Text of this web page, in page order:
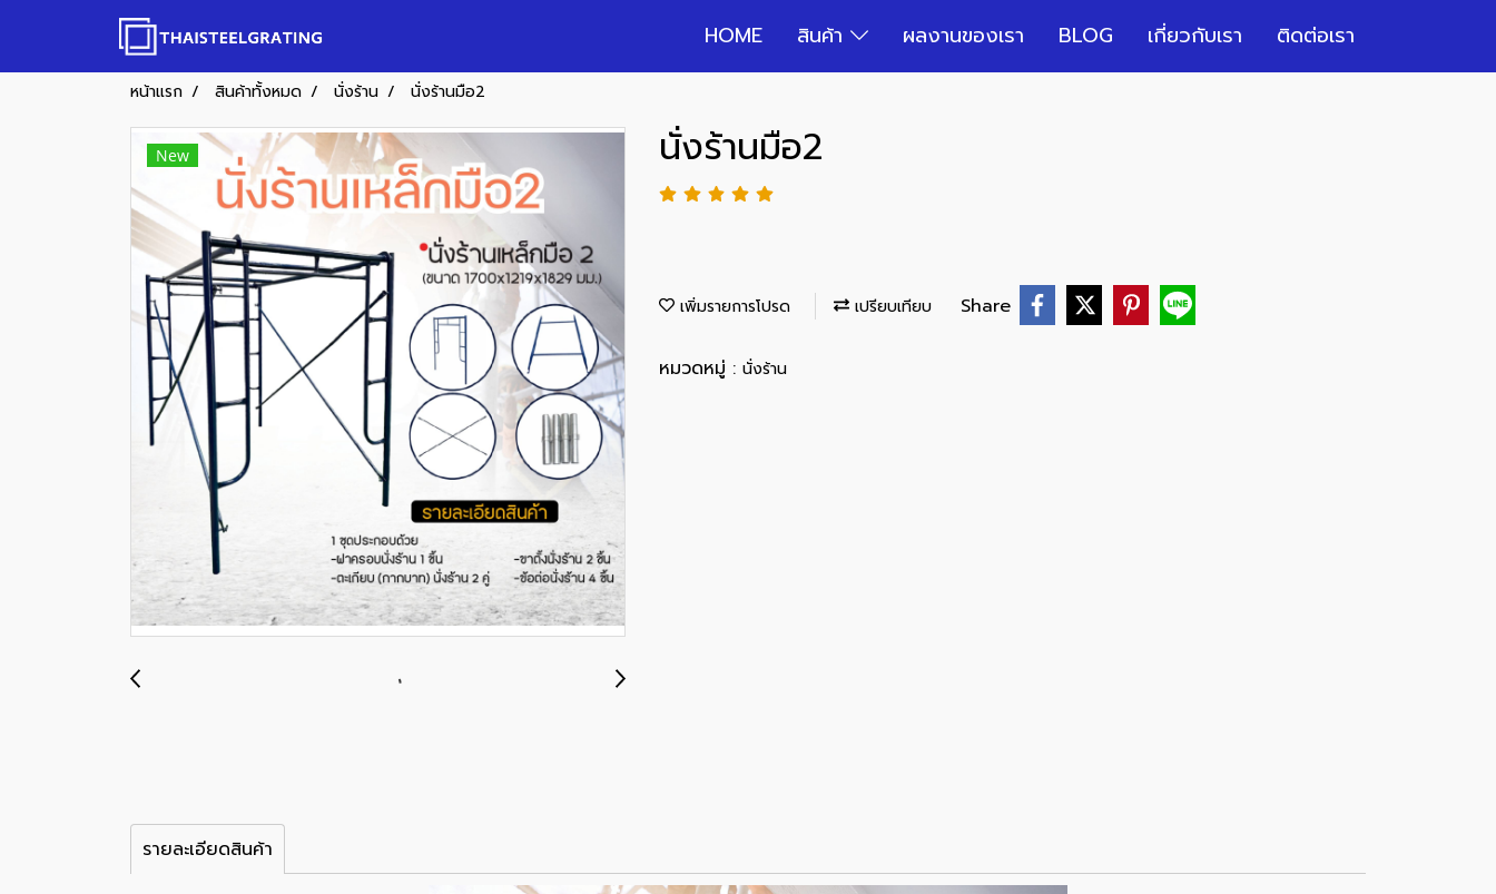
HOME สินค้า ผลงานของเรา BLOG เกี่ยวกับเรา ติดต่อเรา
หน้าแรก สินค้าทั้งหมด นั่งร้าน นั่งร้านมือ2
New นั่งร้านมือ2
เพิ่มรายการโปรด เปรียบเทียบ Share
หมวดหมู่ : นั่งร้าน
รายละเอียดสินค้า